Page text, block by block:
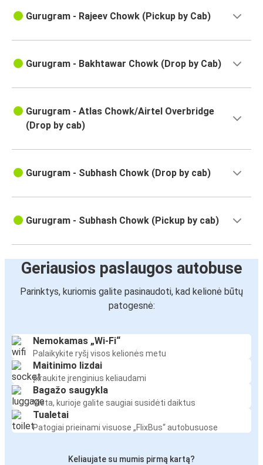
Gurugram - Rajeev Chowk (Pickup by Cab)
Gurugram - Bakhtawar Chowk (Drop by Cab)
Gurugram - Atlas Chowk/Airtel Overbridge
(Drop by cab)
Gurugram - Subhash Chowk (Drop by cab)
Gurugram - Subhash Chowk (Pickup by cab)
Geriausios paslaugos autobuse
Parinktys, kuriomis galite pasinaudoti, kad kelionė būtų
patogesnė:
Nemokamas „Wi-Fi“
Palaikykite ryšį visos kelionės metu
Maitinimo lizdai
Įkraukite įrenginius keliaudami
Bagažo saugykla
Vieta, kurioje galite saugiai susidėti daiktus
Tualetai
Patogiai prieinami visuose „FlixBus“ autobusuose
Keliaujate su mumis pirmą kartą?